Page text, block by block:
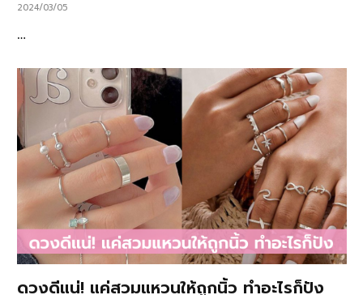
2024/03/05
…
ดวงดีแน่! แค่สวมแหวนให้ถูกนิ้ว ทำอะไรก็ปัง